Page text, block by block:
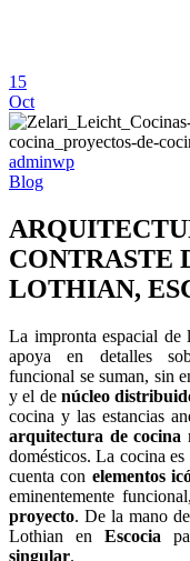
15
Oct
adminwp
Blog
CONTRASTE
LOTHIAN,
La impronta espacial de
apoya en detalles
funcional se suman, sin
y el de núcleo
cocina y las estancias
arquitectura de cocina
domésticos. La cocina es
cuenta con elementos
eminentemente
proyecto. De la mano de
Lothian en Escocia
singular.